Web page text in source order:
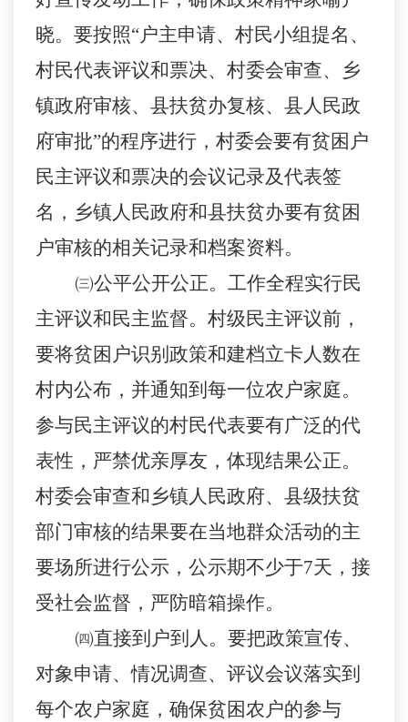
晓。要按照“户主申请、村民小组提名、
村民代表评议和票决、村委会审查、乡
镇政府审核、县扶贫办复核、县人民政
府审批”的程序进行，村委会要有贫困户
民主评议和票决的会议记录及代表签
名，乡镇人民政府和县扶贫办要有贫困
户审核的相关记录和档案资料。
㈢公平公开公正。 工作全程实行民
主评议和民主监督。村级民主评议前，
要将贫困户识别政策和建档立卡人数在
村内公布，并通知到每一位农户家庭。
参与民主评议的村民代表要有广泛的代
表性，严禁优亲厚友，体现结果公正。
村委会审查和乡镇人民政府、县级扶贫
部门审核的结果要在当地群众活动的主
要场所进行公示，公示期不少于7天，接
受社会监督，严防暗箱操作。
㈣直接到户到人。 要把政策宣传、
对象申请、情况调查、评议会议落实到
每个农户家庭，确保贫困农户的参与